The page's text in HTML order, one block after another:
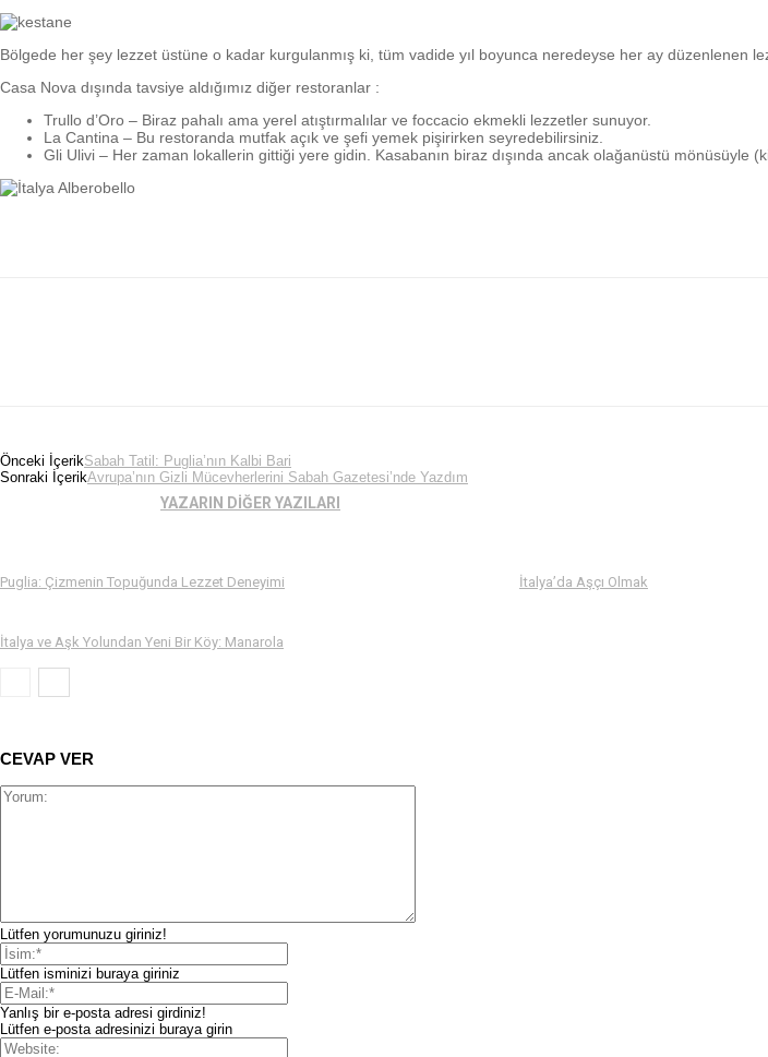
Bölgede her şey lezzet üstüne o kadar kurgulanmış ki, tüm vadide yıl boyunca neredeyse her ay düzenlenen
Casa Nova dışında tavsiye aldığımız diğer restoranlar :
Trullo d’Oro – Biraz pahalı ama yerel atıştırmalılar ve foccacio ekmekli lezzetler sunuyor.
La Cantina – Bu restoranda mutfak açık ve şefi yemek pişirirken seyredebilirsiniz.
Gli Ulivi – Her zaman lokallerin gittiği yere gidin. Kasabanın biraz dışında ancak olağanüstü mönüsüyle
Önceki İçerikSabah Tatil: Puglia’nın Kalbi Bari
Sonraki İçerikAvrupa’nın Gizli Mücevherlerini Sabah Gazetesi’nde Yazdım
YAZARIN DİĞER YAZILARI
Puglia: Çizmenin Topuğunda Lezzet Deneyimi İtalya’da Aşçı Olmak
İtalya ve Aşk Yolundan Yeni Bir Köy: Manarola
CEVAP VER
Lütfen yorumunuzu giriniz!
Lütfen isminizi buraya giriniz
Yanlış bir e-posta adresi girdiniz!
Lütfen e-posta adresinizi buraya girin